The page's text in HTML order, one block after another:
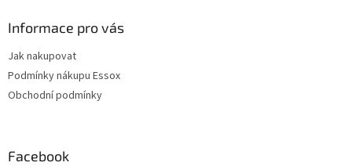
Informace pro vás
Jak nakupovat
Podmínky nákupu Essox
Obchodní podmínky
Facebook